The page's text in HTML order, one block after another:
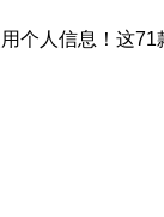
个人信息！这71